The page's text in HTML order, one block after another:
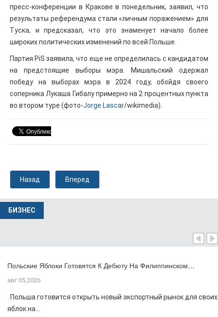
пресс-конференции в Кракове в понедельник, заявил, что
результаты референдума стали «личным поражением» для
Туска, и предсказал, что это знаменует начало более
широких политических изменений по всей Польше.
Партия PiS заявила, что еще не определилась с кандидатом
на предстоящие выборы мэра. Мишальский одержал
победу на выборах мэра в 2024 году, обойдя своего
соперника Лукаша Гибалу примерно на 2 процентных пункта
во втором туре (фото-Jorge Lascar/wikimedia).
Назад Вперед
БИЗНЕС
Польские Яблоки Готовятся К Дебюту На Филиппинском…
авг 05,2026
Польша готовится открыть новый экспортный рынок для своих
яблок на...